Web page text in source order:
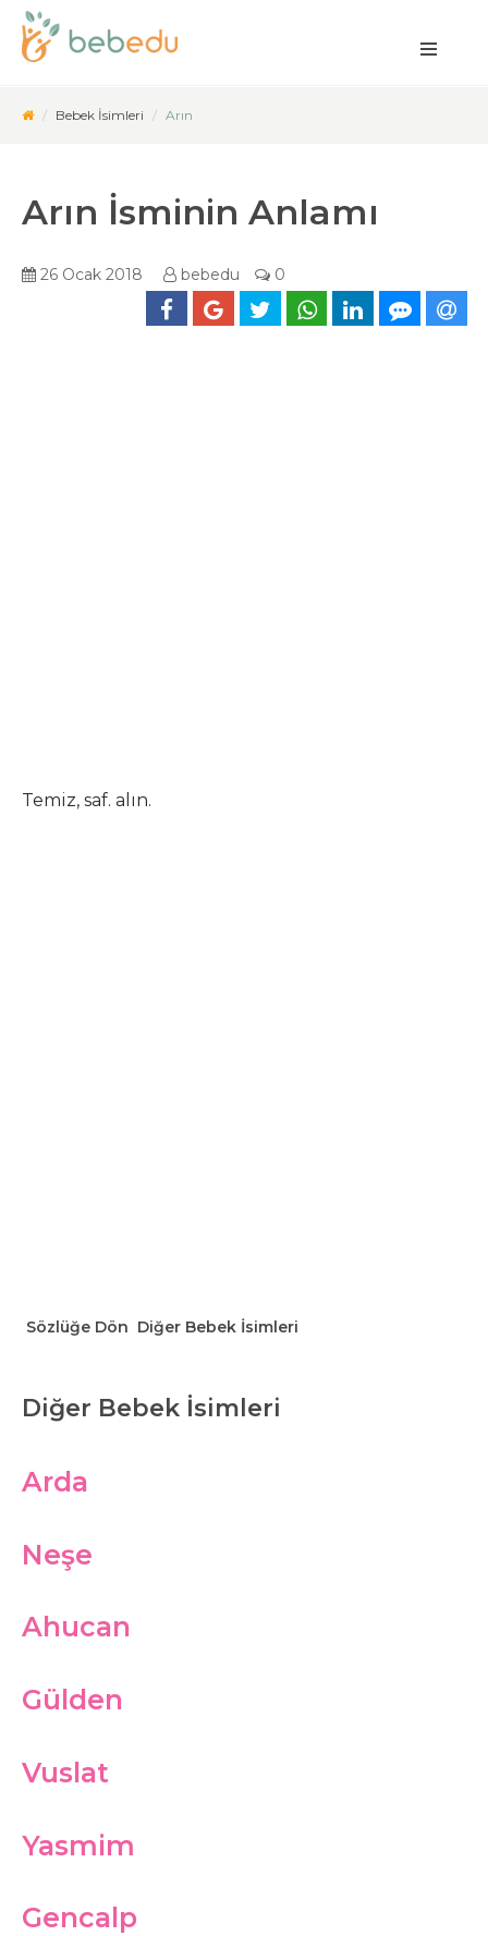
Bebek İsimleri Arın
Arın İsminin Anlamı
26 Ocak 2018 bebedu 0
Temiz, saf. alın.
Sözlüğe Dön Diğer Bebek İsimleri
Diğer Bebek İsimleri
Arda
Neşe
Ahucan
Gülden
Vuslat
Yasmim
Gencalp